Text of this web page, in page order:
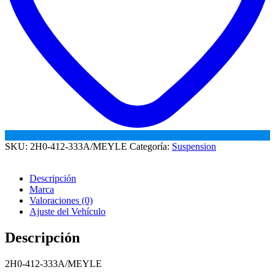
SKU: 2H0-412-333A/MEYLE Categoría: Suspension
Descripción
Marca
Valoraciones (0)
Ajuste del Vehículo
Descripción
2H0-412-333A/MEYLE